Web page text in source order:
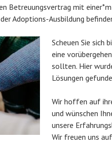
Betreuungsvertrag mit
Adoptions-Ausbildung
Scheuen Sie sich
eine
sollten. Hier
Lösungen
Wir hoffen auf
und wünschen
unsere
Wir freuen uns